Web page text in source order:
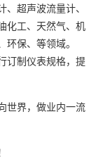
超声波流量计、
化工、天然气、机
保、等领域。
订制仪表规格，提
世界，做业内一流